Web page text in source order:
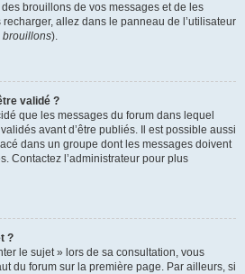
des brouillons de vos messages et de les
allez dans le panneau de l’utilisateur
brouillons).
validé ?
que les messages du forum dans lequel
avant d’être publiés. Il est possible aussi
dans un groupe dont les messages doivent
Contactez l’administrateur pour plus
?
le sujet » lors de sa consultation, vous
du forum sur la première page. Par ailleurs, si